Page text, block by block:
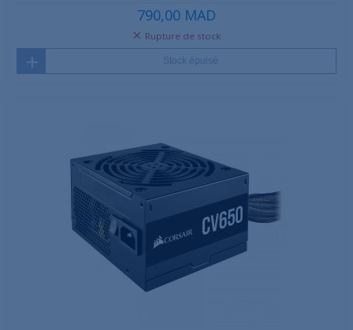
790,00 MAD
Rupture de stock
Stock épuisé